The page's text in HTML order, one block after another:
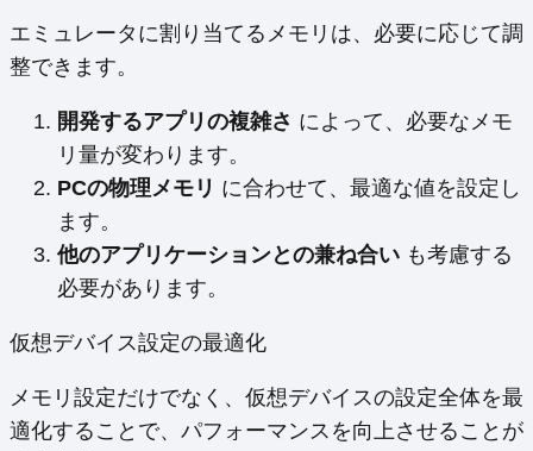
エミュレータに割り当てるメモリは、必要に応じて調
整できます。
開発するアプリの複雑さ によって、必要なメモ
リ量が変わります。
PCの物理メモリ に合わせて、最適な値を設定し
ます。
他のアプリケーションとの兼ね合い も考慮する
必要があります。
仮想デバイス設定の最適化
メモリ設定だけでなく、仮想デバイスの設定全体を最
適化することで、パフォーマンスを向上させることが